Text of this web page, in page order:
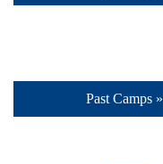
Past Camps »